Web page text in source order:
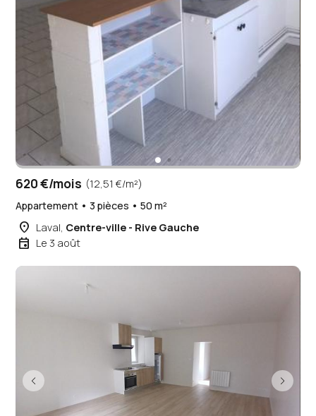
620 €/mois (12,51 €/m²)
Appartement • 3 pièces • 50 m²
place Laval, Centre-ville - Rive Gauche
event Le 3 août